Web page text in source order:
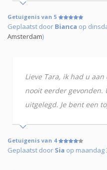
Getuigenis van 5
Geplaatst door Bianca op
Amsterdam)
Lieve Tara, ik had u
nooit eerder gevonden.
uitgelegd. Je bent een
Getuigenis van 4
Geplaatst door Sia op maandag